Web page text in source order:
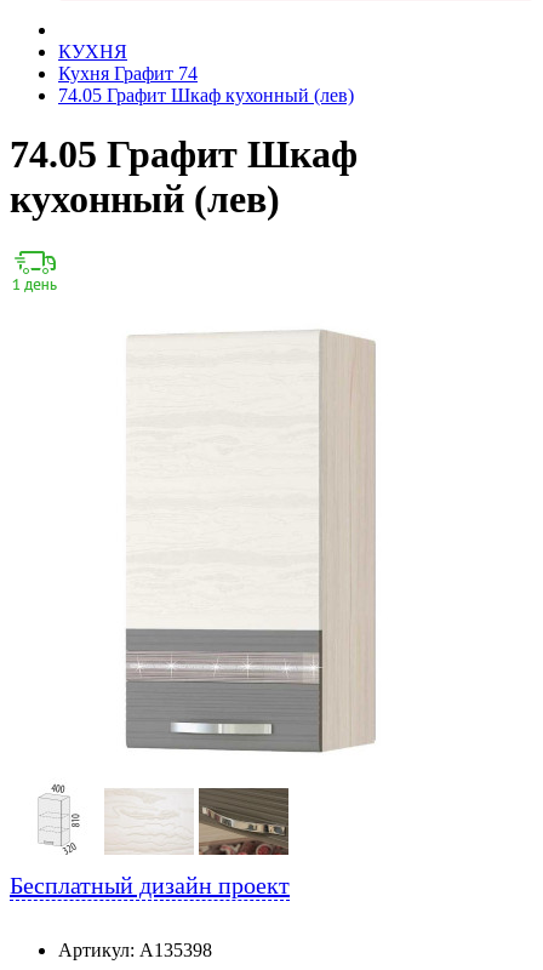
КУХНЯ
Кухня Графит 74
74.05 Графит Шкаф кухонный (лев)
74.05 Графит Шкаф
кухонный (лев)
Бесплатный дизайн проект
Артикул: А135398